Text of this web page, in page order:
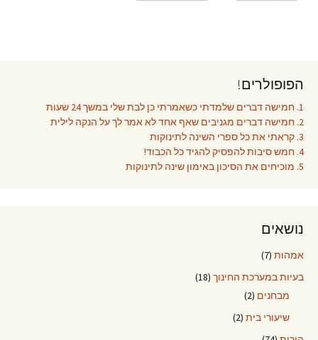
הפופולרים!
1. חמישה דברים שלמדתי כשאמרתי כן לבת שלי במשך 24 שעות
2. חמישה דברים מגניבים שאף אחד לא אמר לך על הנקה לילית
3. קראתי את כל ספרי השינה לתינוקות
4. חמש סיבות להפסיק להגיד כל הכבוד!
5. מוכיחים את הסיכון באימון שינה לתינוקות
נושאים
אמהות (7)
בעיות במערכת החינוך (18)
מבחנים (2)
שיעורי בית (2)